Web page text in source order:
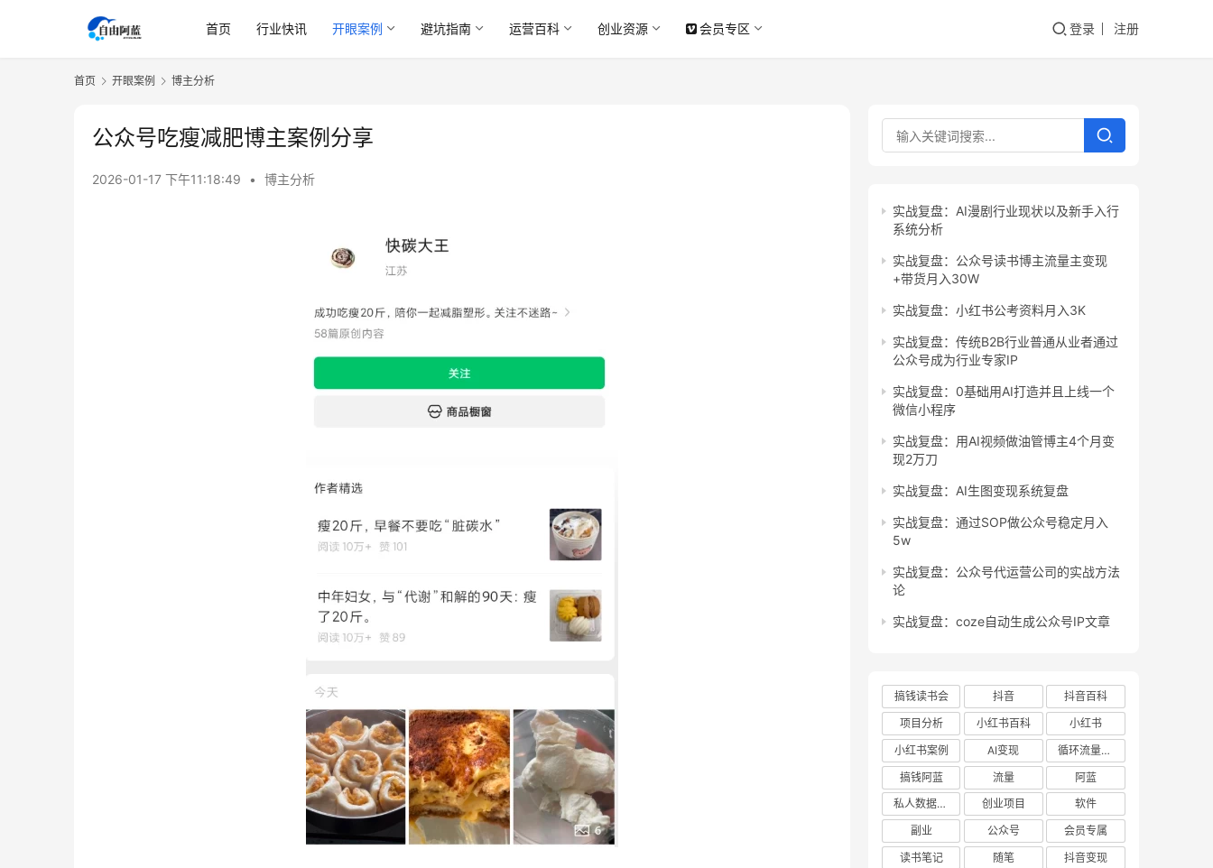
首页 行业快讯 开眼案例 避坑指南 运营百科 创业资源 会员专区 登录 注册
首页 开眼案例 博主分析
公众号吃瘦减肥博主案例分享
2026-01-17 下午11:18:49 • 博主分析
实战复盘：AI漫剧行业现状以及新手入行
系统分析
实战复盘：公众号读书博主流量主变现
+带货月入30W
实战复盘：小红书公考资料月入3K
实战复盘：传统B2B行业普通从业者通过
公众号成为行业专家IP
实战复盘：0基础用AI打造并且上线一个
微信小程序
实战复盘：用AI视频做油管博主4个月变
现2万刀
实战复盘：AI生图变现系统复盘
实战复盘：通过SOP做公众号稳定月入
5w
实战复盘：公众号代运营公司的实战方法
论
实战复盘：coze自动生成公众号IP文章
搞钱读书会 抖音
抖音百科
项目分析
小红书百科
小红书
小红书案例
AI变现
循环流量实验室
搞钱阿蓝
流量
阿蓝
私人数据库项目
创业项目
软件
副业
公众号
会员专属
读书笔记
随笔
抖音变现